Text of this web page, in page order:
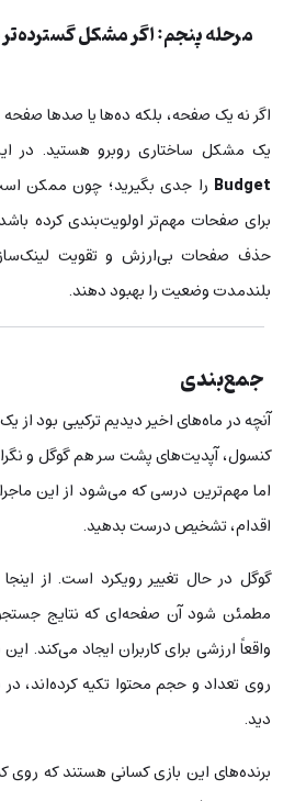
مرحله پنجم: اگر مشکل
اگر نه یک صفحه، بلکه ده‌ها یا صدها صفحه
یک مشکل ساختاری روبرو هستید. در
Budget را جدی بگیرید؛ چون ممکن
برای صفحات مهم‌تر اولویت‌بندی کرده
حذف صفحات بی‌ارزش و تقویت
بلندمدت وضعیت را بهبود دهند.
جمع‌بندی
آنچه در ماه‌های اخیر دیدیم ترکیبی بود
کنسول، آپدیت‌های پشت سر هم گوگل و
اما مهم‌ترین درسی که می‌شود از این
اقدام، تشخیص درست بدهید.
گوگل در حال تغییر رویکرد است. از
مطمئن شود آن صفحه‌ای که نتایج
واقعاً ارزشی برای کاربران ایجاد می‌کند.
روی تعداد و حجم محتوا تکیه کرده‌اند،
دید.
برنده‌های این بازی کسانی هستند که روی